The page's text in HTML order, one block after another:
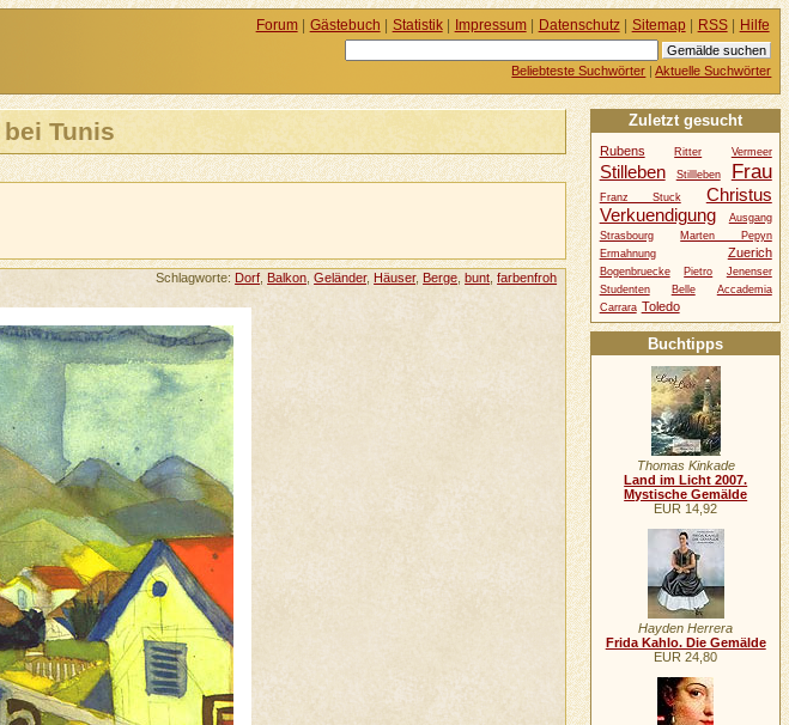
Tunis
Schlagworte: Dorf Balkon ,Geländer, Häuser, Berge bunt ,farbenfroh
Forum| Gästebuch | Statistik| Impressum| Datenschutz| Sitemap| RSS| Hilfe
Beliebteste Suchwörter |Aktuelle Suchwörter
Zuletzt gesucht
Rubens Ritter Vermeer
Stilleben Stillleben Frau
Franz Stuck
Christus
Verkuendigung
Ausgang
Strasbourg
Marten Pepyn
Ermahnung
Zuerich
Bogenbruecke Pietro
Jenenser
Studenten
Belle
Accademia
Carrara Toledo
Buchtipps
Thomas Kinkade
Land im Licht 2007.
Mystische Gemälde
EUR 14,92
Hayden Herrera
Frida Kahlo. Die Gemälde
EUR 24,80